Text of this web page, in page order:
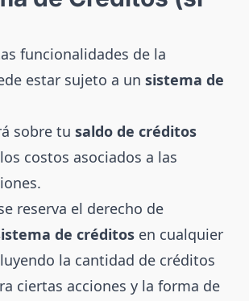
funcionalidades de la
estar sujeto a un sistema de
sobre tu saldo de créditos
costos asociados a las
reserva el derecho de
de créditos en cualquier
la cantidad de créditos
ciertas acciones y la forma de